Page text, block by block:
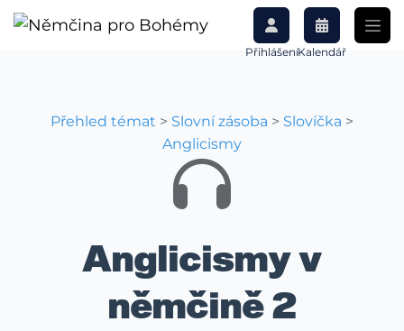
PřihlášeníKalendář
Přehled témat > Slovní zásoba > Slovíčka >
Anglicismy
Anglicismy v
němčině 2